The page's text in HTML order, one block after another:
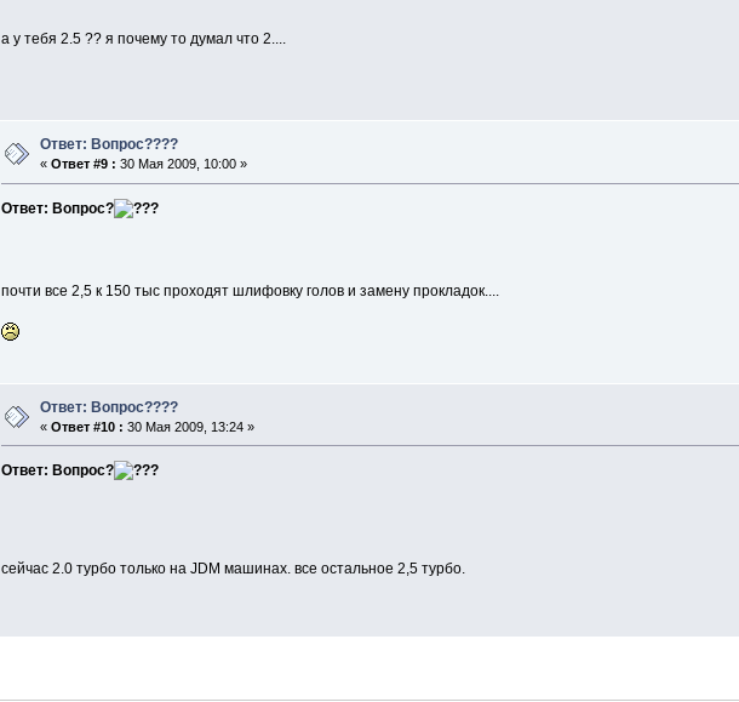
а у тебя 2.5 ?? я почему то думал что 2....
Ответ: Вопрос????
«Ответ #9 : 30 Мая 2009, 10:00 »
Ответ: Вопрос?
почти все 2,5 к 150 тыс проходят шлифовку голов и замену прокладок....
Ответ: Вопрос????
«Ответ #10 : 30 Мая 2009, 13:24 »
Ответ: Вопрос?
сейчас 2.0 турбо только на JDM машинах. все остальное 2,5 турбо.